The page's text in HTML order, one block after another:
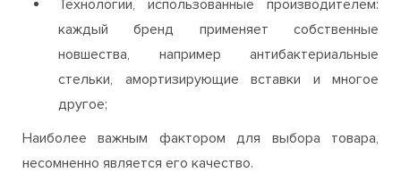
Технологии, использованные производителем:
каждый бренд применяет собственные
новшества, например антибактериальные
стельки, амортизирующие вставки и многое
другое;
Наиболее важным фактором для выбора товара,
несомненно является его качество.